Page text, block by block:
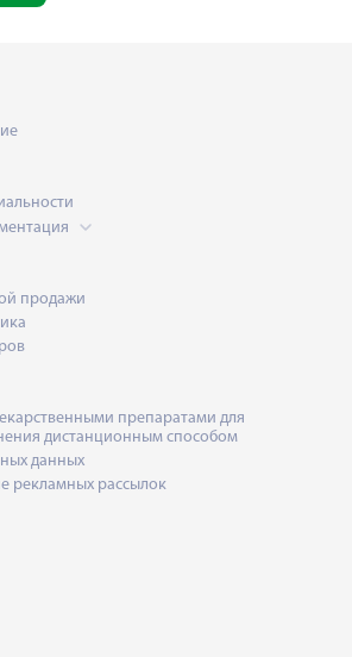
продажи
препаратами для
дистанционным способом
данных
рекламных рассылок